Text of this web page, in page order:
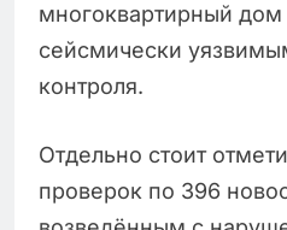
многоквартирный дом
сейсмически
контроля.
Отдельно стоит
проверок по 396